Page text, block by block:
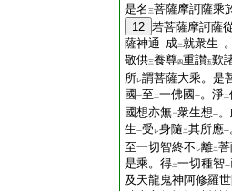
是名 三菩薩摩訶薩乘
12 若菩薩摩訶薩
薩神通一成二就衆生一
敬供三養尊四重讃五歎
所レ謂菩薩大乘。是
國 一至 二一佛國 一。淨二
國想亦無二衆生想一
生一受 レ身隨 二其所應一
至一切智終不 レ離二
是乘。得二一切種智一
及天龍鬼神阿修羅